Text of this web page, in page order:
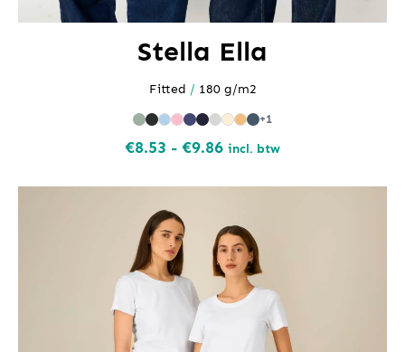
Stella Ella
Fitted / 180 g/m2
+1
€8.53 - €9.86Prijsklasse:
€9.86
incl. btw